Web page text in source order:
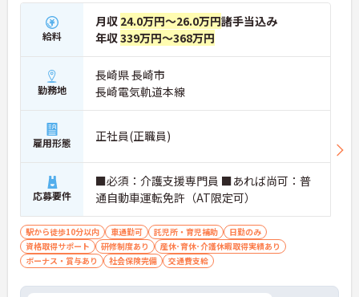
給料
月収 24.0万円～26.0万円諸手当込み
年収339万円～368万円
勤務地
長崎県 長崎市
長崎電気軌道本線
雇用形態 正社員(正職員)
応募要件
■必須：介護支援専門員 ■あれば尚可：普
通自動車運転免許（AT限定可）
駅から徒歩10分以内 車通勤可 託児所・育児補助
日勤のみ
資格取得サポート
研修制度あり
産休･育休･介護休暇取得実績あり
ボーナス・賞与あり
社会保険完備 交通費支給